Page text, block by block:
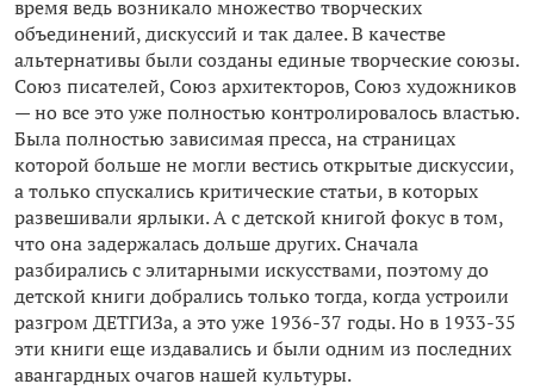
время ведь возникало множество творческих
объединений, дискуссий и так далее. В качестве
альтернативы были созданы единые творческие союзы.
Союз писателей, Союз архитекторов, Союз художников
— но все это уже полностью контролировалось властью.
Была полностью зависимая пресса, на страницах
которой больше не могли вестись открытые дискуссии,
а только спускались критические статьи, в которых
развешивали ярлыки. А с детской книгой фокус в том,
что она задержалась дольше других. Сначала
разбирались с элитарными искусствами, поэтому до
детской книги добрались только тогда, когда устроили
разгром ДЕТГИЗа, а это уже 1936-37 годы. Но в 1933-35
эти книги еще издавались и были одним из последних
авангардных очагов нашей культуры.